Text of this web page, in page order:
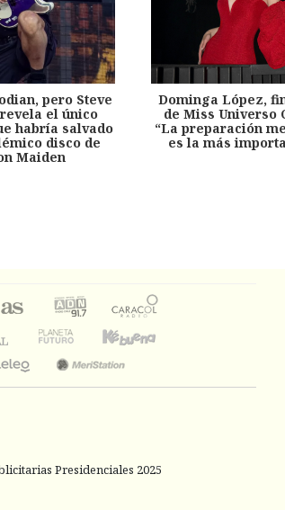
pero Steve
el único
habría salvado
disco de
Maiden
Dominga López,
de Miss Universo
“La preparación
es la más
Presidenciales 2025